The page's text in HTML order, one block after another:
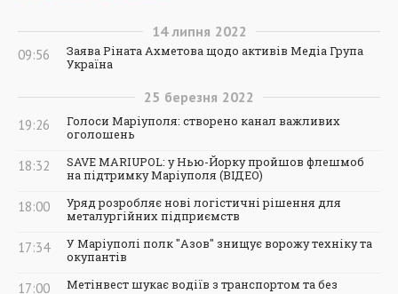
14 липня 2022
09:56
Заява Ріната Ахметова щодо активів Медіа Група
Україна
25 березня 2022
19:26
Голоси Маріуполя: створено канал важливих
оголошень
18:32
SAVE MARIUPOL: у Нью-Йорку пройшов флешмоб
на підтримку Маріуполя (ВІДЕО)
18:00
Уряд розробляє нові логістичні рішення для
металургійних підприємств
17:34
У Маріуполі полк "Азов" знищує ворожу техніку та
окупантів
17:00 Метінвест шукає водіїв з транспортом та без